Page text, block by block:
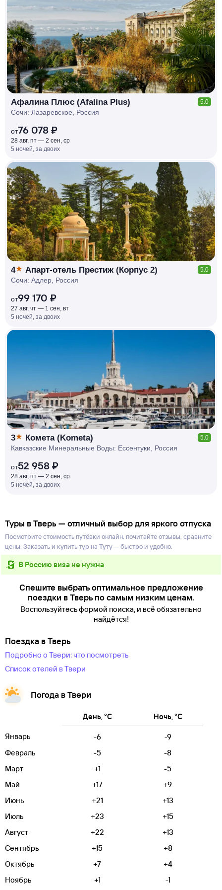
КЕШБЭК
РУБЛЯ
МИ
Д
О 7
%
Афалина Плюс (Afalina Plus) 5.0
Сочи: Лазаревское, Россия
от76 078 ₽
28 авг, пт — 2 сен, ср
5 ночей, за двоих
КЕШБЭК
РУБЛЯ
МИ
Д
О 7
%
4 Апарт-отель Престиж (Корпус 2) 5.0
Сочи: Адлер, Россия
от99 170 ₽
27 авг, чт — 1 сен, вт
5 ночей, за двоих
РУБЛЯ
МИ
Д
О 7
3 Комета (Kometa) 5.0
Кавказские Минеральные Воды: Ессентуки, Россия
от52 958 ₽
28 авг, пт — 2 сен, ср
5 ночей, за двоих
Туры в Тверь — отличный выбор для яркого отпуска
Посмотрите стоимость путёвки онлайн, почитайте отзывы, сравните
цены. Заказать и купить тур на Туту — быстро и удобно.
в Россию виза не нужна
Спешите выбрать оптимальное предложение
поездки в Тверь по самым низким ценам.
Воспользуйтесь формой поиска, и всё обязательно
найдётся!
Поездка в Тверь
Подробно о Твери: что посмотреть
Список отелей в Твери
Погода в Твери
День, °C Ночь, °C
Январь -6
-9
Февраль
-5
-8
Март
+1
-5
Май
+17
+9
Июнь
+21
+13
Июль
+23
+15
Август
+22
+13
Сентябрь
+15
+8
Октябрь
+7
+4
Ноябрь
+1 -1